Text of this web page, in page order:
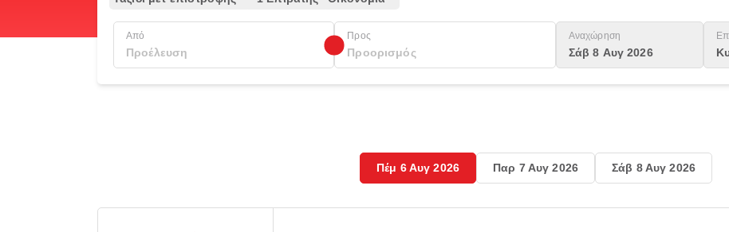
Από Προς Αναχώρηση
Σάβ 8 Αυγ 2026
Πέμ 6 Αυγ 2026 Παρ 7 Αυγ 2026 Σάβ 8 Αυγ 2026